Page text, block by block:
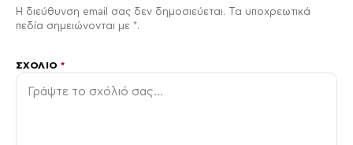
Η διεύθυνση email σας δεν δημοσιεύεται. Τα υποχρεωτικά
πεδία σημειώνονται με *.
ΣΧΌΛΙΟ*